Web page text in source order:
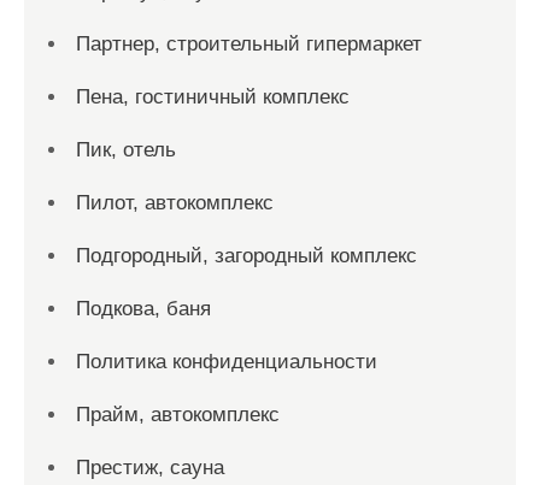
Партнер, строительный гипермаркет
Пена, гостиничный комплекс
Пик, отель
Пилот, автокомплекс
Подгородный, загородный комплекс
Подкова, баня
Политика конфиденциальности
Прайм, автокомплекс
Престиж, сауна